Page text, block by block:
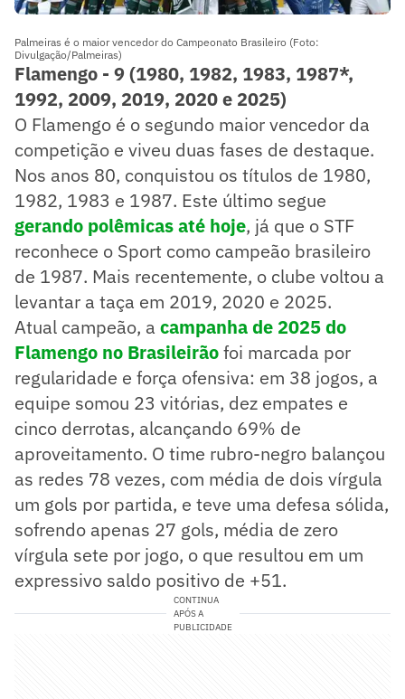
Palmeiras é o maior vencedor do Campeonato Brasileiro (Foto:
Divulgação/Palmeiras)
Flamengo - 9 (1980, 1982, 1983, 1987*,
1992, 2009, 2019, 2020 e 2025)
O Flamengo é o segundo maior vencedor da
competição e viveu duas fases de destaque.
Nos anos 80, conquistou os títulos de 1980,
1982, 1983 e 1987. Este último segue
gerando polêmicas até hoje, já que o STF
reconhece o Sport como campeão brasileiro
de 1987. Mais recentemente, o clube voltou a
levantar a taça em 2019, 2020 e 2025.
Atual campeão, a campanha de 2025 do
Flamengo no Brasileirãofoi marcada por
regularidade e força ofensiva: em 38 jogos, a
equipe somou 23 vitórias, dez empates e
cinco derrotas, alcançando 69% de
aproveitamento. O time rubro-negro balançou
as redes 78 vezes, com média de dois vírgula
um gols por partida, e teve uma defesa sólida,
sofrendo apenas 27 gols, média de zero
vírgula sete por jogo, o que resultou em um
expressivo saldo positivo de +51.
CONTINUA
APÓS A
PUBLICIDADE